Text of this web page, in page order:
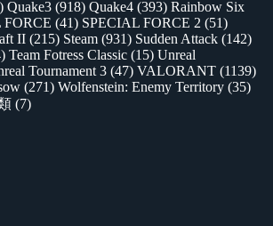
Quake3 (918) Quake4 (393) Rainbow Six
FORCE (41) SPECIAL FORCE 2 (51)
II (215) Steam (931) Sudden Attack (142)
Team Fotress Classic (15) Unreal
Tournament 3 (47) VALORANT (1139)
(271) Wolfenstein: Enemy Territory (35)
(7)